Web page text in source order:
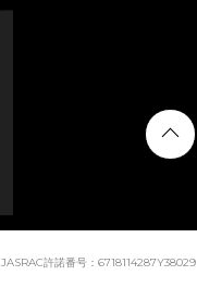
JASRAC許諾番号：6718114287Y38029